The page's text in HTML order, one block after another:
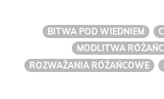
BITWA POD WIEDNIEM
MODLITWA
ROZWAŻANIA RÓŻAŃCOWE